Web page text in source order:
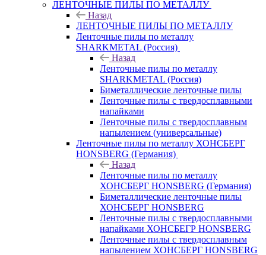
ЛЕНТОЧНЫЕ ПИЛЫ ПО МЕТАЛЛУ
Назад
ЛЕНТОЧНЫЕ ПИЛЫ ПО МЕТАЛЛУ
Ленточные пилы по металлу
SHARKMETAL (Россия)
Назад
Ленточные пилы по металлу
SHARKMETAL (Россия)
Биметаллические ленточные пилы
Ленточные пилы с твердосплавными
напайками
Ленточные пилы с твердосплавным
напылением (универсальные)
Ленточные пилы по металлу ХОНСБЕРГ
HONSBERG (Германия)
Назад
Ленточные пилы по металлу
ХОНСБЕРГ HONSBERG (Германия)
Биметаллические ленточные пилы
ХОНСБЕРГ HONSBERG
Ленточные пилы с твердосплавными
напайками ХОНСБЕГР HONSBERG
Ленточные пилы с твердосплавным
напылением ХОНСБЕРГ HONSBERG